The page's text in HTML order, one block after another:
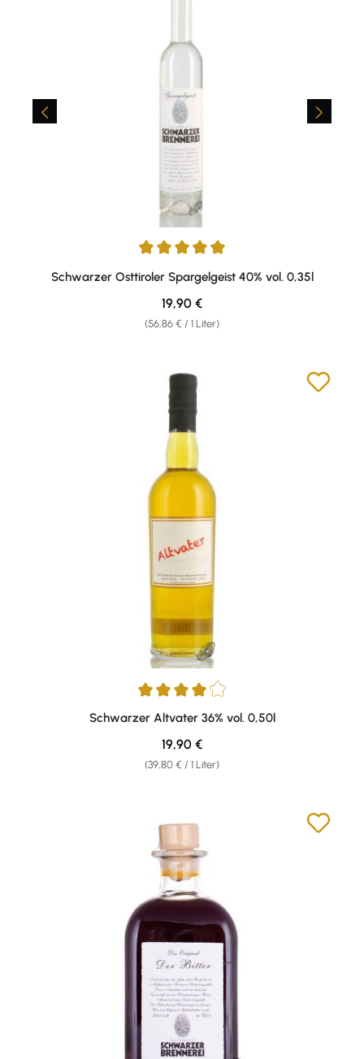
Durchschnittliche Bewertung von 5 von 5 Sternen
Schwarzer Osttiroler Spargelgeist 40% vol. 0,35l
(56,86 € / 1 Liter)
Regulärer Preis:
19,90 €
Durchschnittliche Bewertung von 4 von 5 Sternen
Schwarzer Altvater 36% vol. 0,50l
(39,80 € / 1 Liter)
Regulärer Preis:
19,90 €